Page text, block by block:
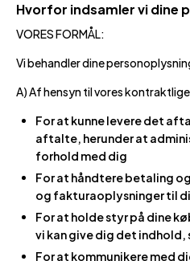
Hvorfor indsamler vi dine
VORES FORMÅL:
Vi behandler dine
A) Af hensyn til vores
For at kunne levere det
aftalte, herunder at
forhold med dig
For at håndtere betaling
og fakturaoplysninger til
For at holde styr på dine
vi kan give dig det indhold,
For at kommunikere med